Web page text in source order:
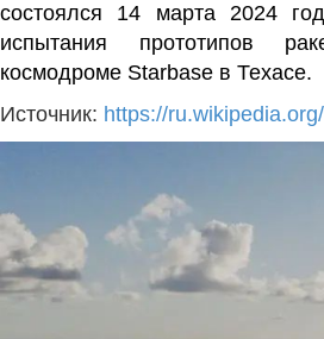
состоялся 14 марта 2024
испытания прототипов
космодроме Starbase в Техасе.
Источник: https://